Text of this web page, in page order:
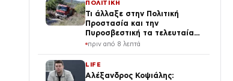
ΠΟΛΙΤΙΚΗ
Τι άλλαξε στην Πολιτική
Προστασία και την
Πυροσβεστική τα τελευταία
χρόνια
πριν από 8 λεπτά
LIFE
Αλέξανδρος Κοψιάλης: